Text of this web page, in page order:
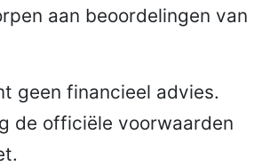
aan beoordelingen van
geen financieel advies.
de officiële voorwaarden